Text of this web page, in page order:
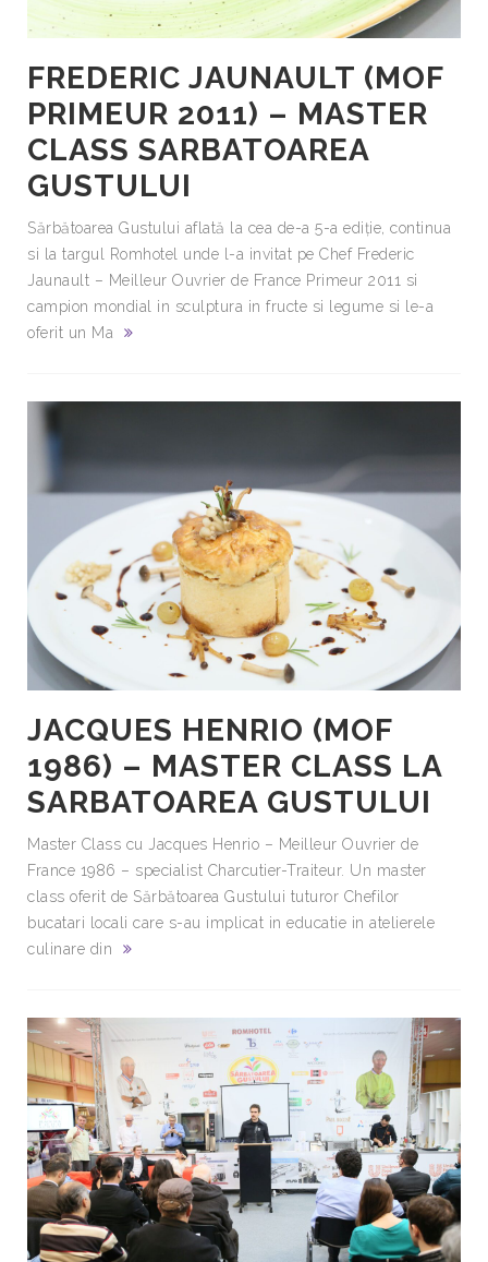
FREDERIC JAUNAULT (MOF
PRIMEUR 2011) – MASTER
CLASS SARBATOAREA
GUSTULUI
Sărbătoarea Gustului aflată la cea de-a 5-a ediţie, continua
si la targul Romhotel unde l-a invitat pe Chef Frederic
Jaunault – Meilleur Ouvrier de France Primeur 2011 si
campion mondial in sculptura in fructe si legume si le-a
oferit un Ma
JACQUES HENRIO (MOF
1986) – MASTER CLASS LA
SARBATOAREA GUSTULUI
Master Class cu Jacques Henrio – Meilleur Ouvrier de
France 1986 – specialist Charcutier-Traiteur. Un master
class oferit de Sărbătoarea Gustului tuturor Chefilor
bucatari locali care s-au implicat in educatie in atelierele
culinare din